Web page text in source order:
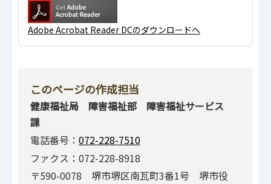
Adobe Acrobat Reader DCのダウンロードへ
このページの作成担当
健康福祉局 障害福祉部 障害福祉サービス
課
電話番号： 072-228-7510
ファクス：072-228-8918
〒590-0078 堺市堺区南瓦町3番1号 堺市役